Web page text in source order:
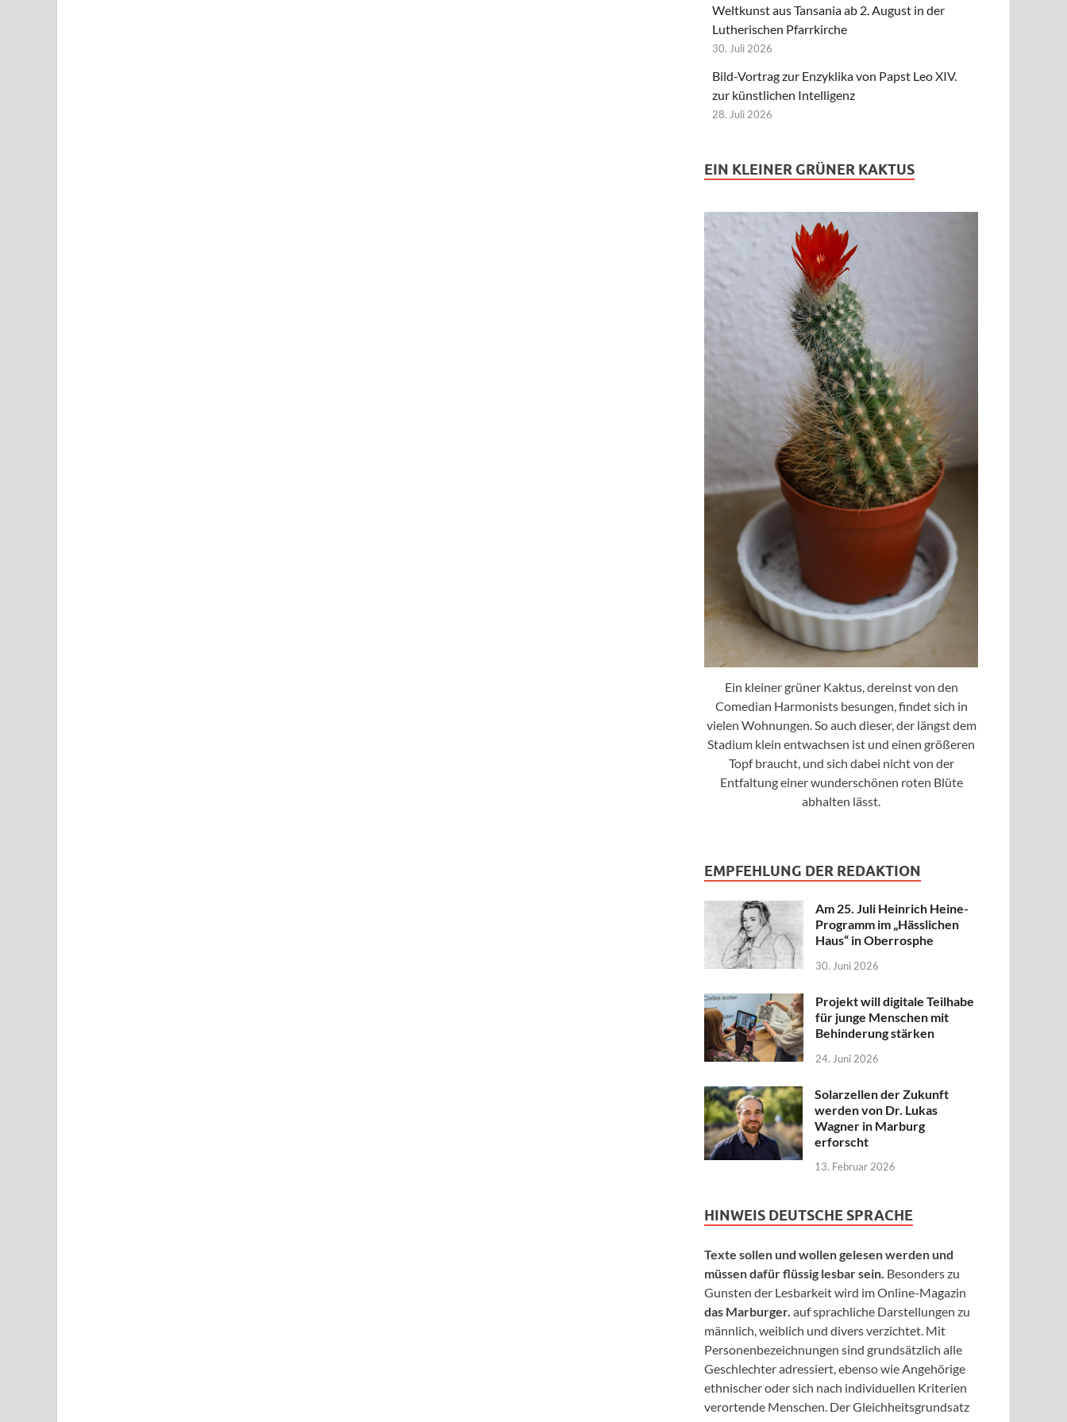
Weltkunst aus Tansania ab 2. August in der
Lutherischen Pfarrkirche
30. Juli 2026
Bild-Vortrag zur Enzyklika von Papst Leo XIV.
zur künstlichen Intelligenz
28. Juli 2026
EIN KLEINER GRÜNER KAKTUS
Ein kleiner grüner Kaktus, dereinst von den
Comedian Harmonists besungen, findet sich in
vielen Wohnungen. So auch dieser, der längst dem
Stadium klein entwachsen ist und einen größeren
Topf braucht, und sich dabei nicht von der
Entfaltung einer wunderschönen roten Blüte
abhalten lässt.
EMPFEHLUNG DER REDAKTION
Am 25. Juli Heinrich Heine-
Programm im „Hässlichen
Haus“ in Oberrosphe
30. Juni 2026
Projekt will digitale Teilhabe
für junge Menschen mit
Behinderung stärken
24. Juni 2026
Solarzellen der Zukunft
werden von Dr. Lukas
Wagner in Marburg
erforscht
13. Februar 2026
HINWEIS DEUTSCHE SPRACHE
Texte sollen und wollen gelesen werden und
müssen dafür flüssig lesbar sein. Besonders zu
Gunsten der Lesbarkeit wird im Online-Magazin
das Marburger. auf sprachliche Darstellungen zu
männlich, weiblich und divers verzichtet. Mit
Personenbezeichnungen sind grundsätzlich alle
Geschlechter adressiert, ebenso wie Angehörige
ethnischer oder sich nach individuellen Kriterien
verortende Menschen. Der Gleichheitsgrundsatz